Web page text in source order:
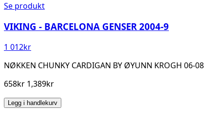
Se produkt
VIKING - BARCELONA GENSER 2004-9
1 012kr
NØKKEN CHUNKY CARDIGAN BY ØYUNN KROGH 06-08
658kr 1,389kr
Legg i handlekurv